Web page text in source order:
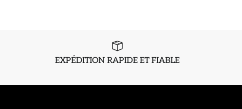
EXPÉDITION RAPIDE ET FIABLE